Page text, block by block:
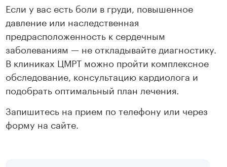
Если у вас есть боли в груди, повышенное
давление или наследственная
предрасположенность к сердечным
заболеваниям — не откладывайте диагностику.
В клиниках ЦМРТ можно пройти комплексное
обследование, консультацию кардиолога и
подобрать оптимальный план лечения.
Запишитесь на прием по телефону или через
форму на сайте.